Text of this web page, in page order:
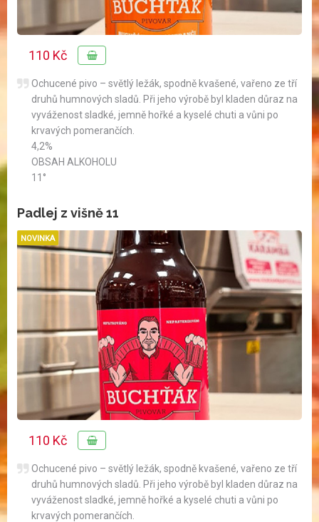
110 Kč
Ochucené pivo – světlý ležák, spodně kvašené, vařeno ze tří
druhů humnových sladů. Při jeho výrobě byl kladen důraz na
vyváženost sladké, jemně hořké a kyselé chuti a vůni po
krvavých pomerančích.
4,2%
OBSAH ALKOHOLU
11°
Padlej z višně 11
NOVINKA
110 Kč
Ochucené pivo – světlý ležák, spodně kvašené, vařeno ze tří
druhů humnových sladů. Při jeho výrobě byl kladen důraz na
vyváženost sladké, jemně hořké a kyselé chuti a vůni po
krvavých pomerančích.